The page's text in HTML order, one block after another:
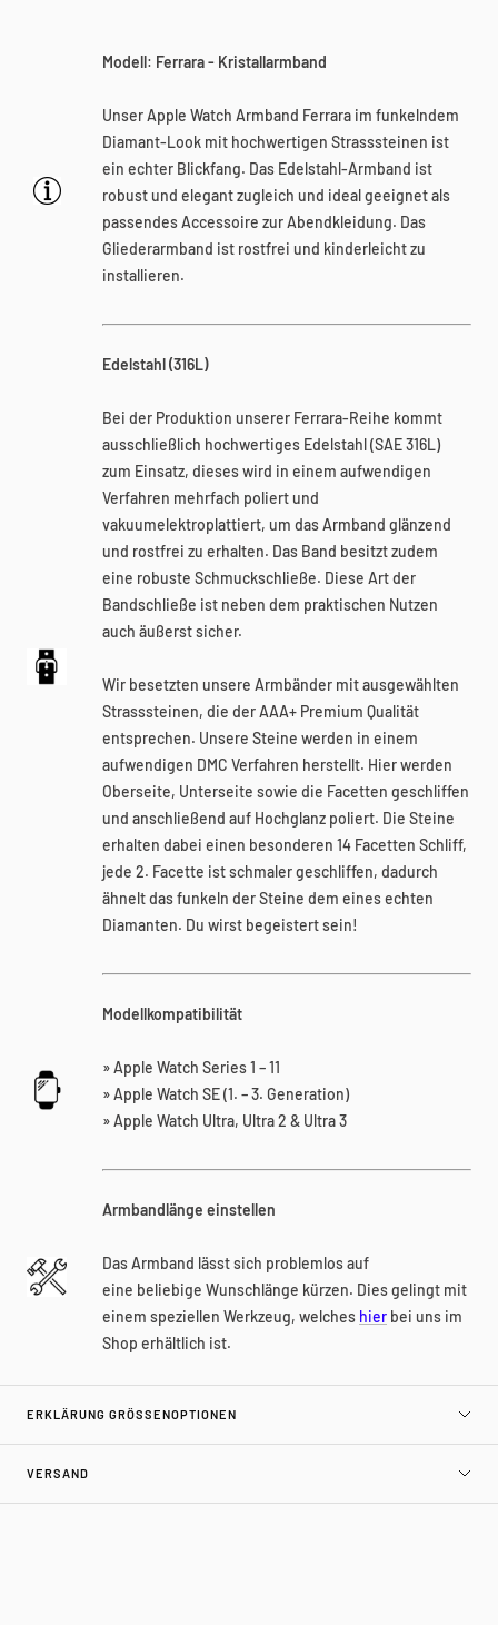
Modell: Ferrara - Kristallarmband
Unser Apple Watch Armband Ferrara im funkelndem
Diamant-Look mit hochwertigen Strasssteinen ist
ein echter Blickfang. Das Edelstahl-Armband ist
robust und elegant zugleich und ideal geeignet als
passendes Accessoire zur Abendkleidung. Das
Gliederarmband ist rostfrei und kinderleicht zu
installieren.
Edelstahl (316L)
Bei der Produktion unserer Ferrara-Reihe kommt
ausschließlich hochwertiges Edelstahl (SAE 316L)
zum Einsatz, dieses wird in einem aufwendigen
Verfahren mehrfach poliert und
vakuumelektroplattiert, um das Armband glänzend
und rostfrei zu erhalten. Das Band besitzt zudem
eine robuste Schmuckschließe. Diese Art der
Bandschließe ist neben dem praktischen Nutzen
auch äußerst sicher.
Wir besetzten unsere Armbänder mit ausgewählten
Strasssteinen, die der AAA+ Premium Qualität
entsprechen. Unsere Steine werden in einem
aufwendigen DMC Verfahren herstellt. Hier werden
Oberseite, Unterseite sowie die Facetten geschliffen
und anschließend auf Hochglanz poliert. Die Steine
erhalten dabei einen besonderen 14 Facetten Schliff,
jede 2. Facette ist schmaler geschliffen, dadurch
ähnelt das funkeln der Steine dem eines echten
Diamanten. Du wirst begeistert sein!
Modellkompatibilität
»Apple Watch Series 1 – 11
»Apple Watch SE (1. – 3. Generation)
»Apple Watch Ultra, Ultra 2 & Ultra 3
Armbandlänge einstellen
Das Armband lässt sich problemlos auf
eine beliebige Wunschlänge kürzen. Dies gelingt mit
einem speziellen Werkzeug, welches hier bei uns im
Shop erhältlich ist.
ERKLÄRUNG GRÖSSENOPTIONEN
VERSAND